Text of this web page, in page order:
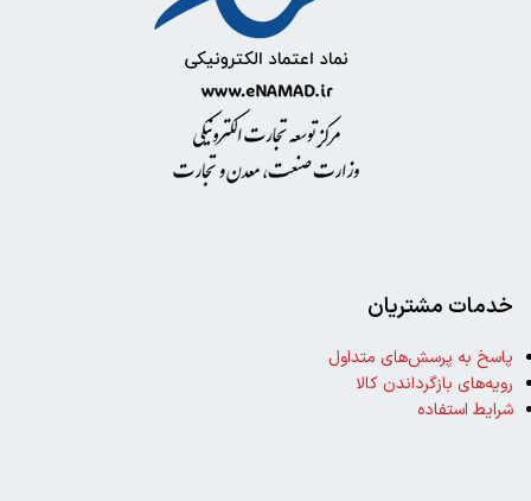
خدمات مشتریان
پاسخ به پرسش‌های متداول
رویه‌های بازگرداندن کالا
شرایط استفاده